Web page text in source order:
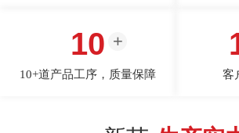
10
10+道产品工序，质量保障 客